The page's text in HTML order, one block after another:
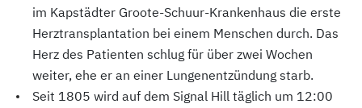
im Kapstädter Groote-Schuur-Krankenhaus die erste
Herztransplantation bei einem Menschen durch. Das
Herz des Patienten schlug für über zwei Wochen
weiter, ehe er an einer Lungenentzündung starb.
Seit 1805 wird auf dem Signal Hill täglich um 12:00